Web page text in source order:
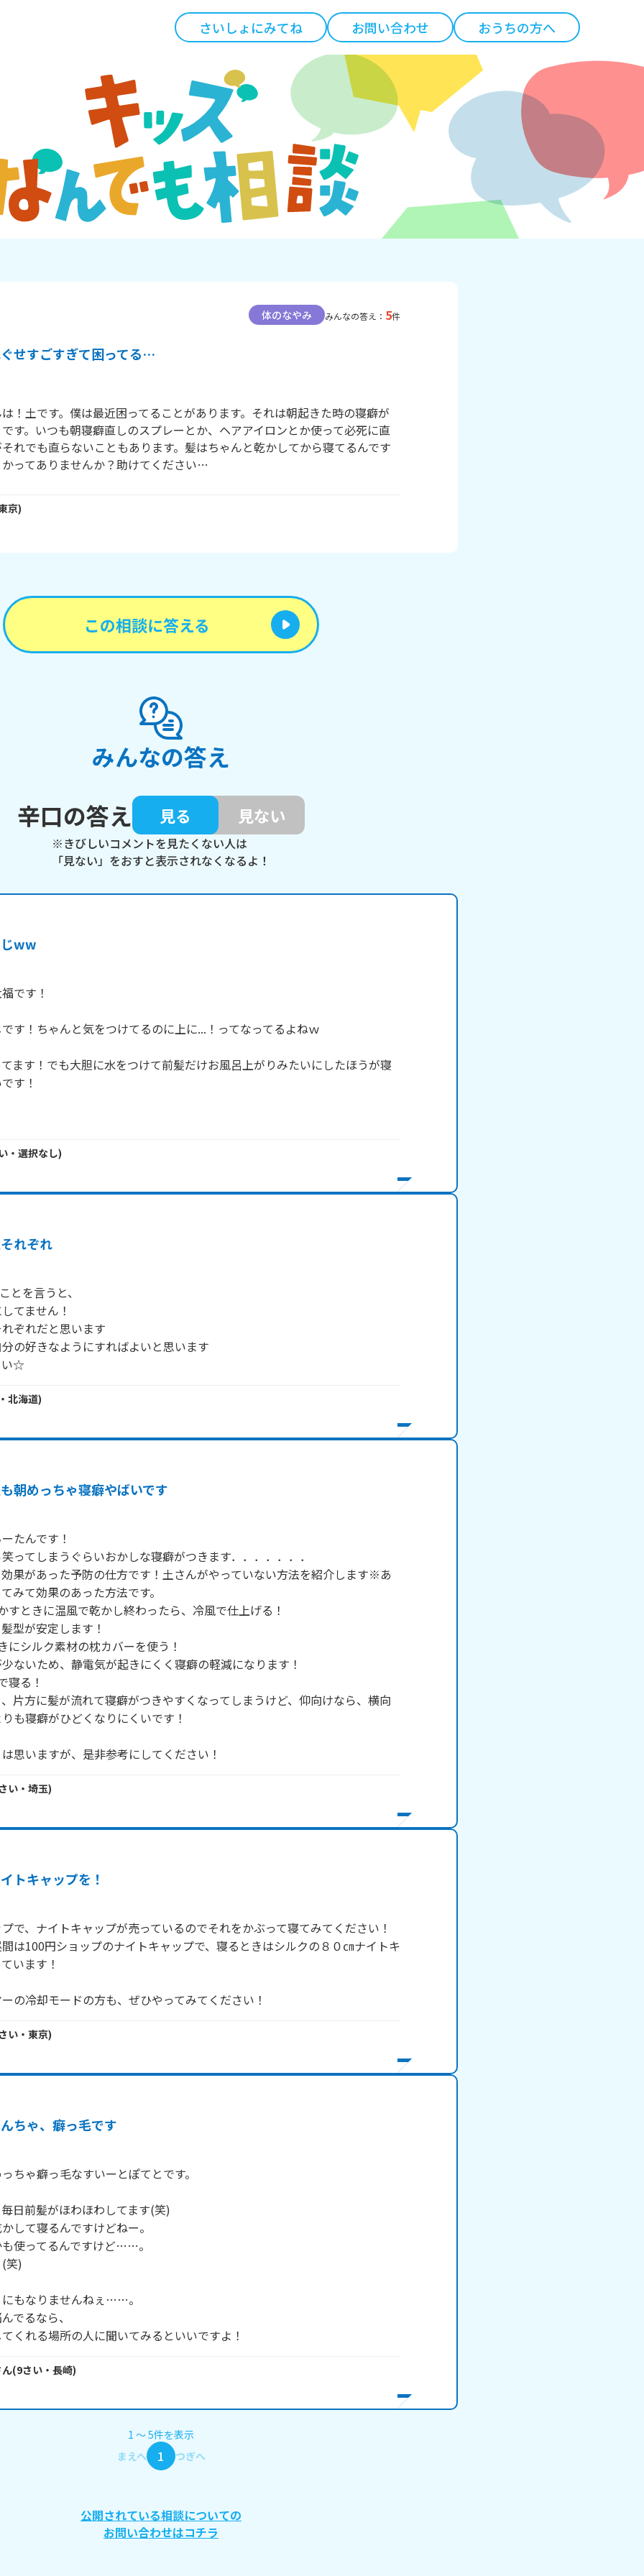
さいしょにみてね お問い合わせ おうちの方へ
体のなやみ みんなの答え： 5件
せすごすぎて困ってる…
！土です。僕は最近困ってることがあります。それは朝起きた時の寝癖が
す。いつも朝寝癖直しのスプレーとか、ヘアアイロンとか使って必死に直
れでも直らないこともあります。髪はちゃんと乾かしてから寝てるんです
ってありませんか？助けてください…
京)
この相談に答える
みんなの答え
辛口の答え
見る 見ない
※きびしいコメントを見たくない人は
「見ない」をおすと表示されなくなるよ！
ww
です！
す！ちゃんと気をつけてるのに上に...！ってなってるよねｗ
ます！でも大胆に水をつけて前髪だけお風呂上がりみたいにしたほうが寝
す！
・ 選択なし)
れぞれ
とを言うと、
てません！
ぞれだと思います
の好きなようにすればよいと思います
北海道)
朝めっちゃ寝癖やばいです
たんです！
ってしまうぐらいおかしな寝癖がつきます．．．．．．．
果があった予防の仕方です！土さんがやっていない方法を紹介します※あ
みて効果のあった方法です。
すときに温風で乾かし終わったら、冷風で仕上げる！
型が安定します！
にシルク素材の枕カバーを使う！
ないため、静電気が起きにくく寝癖の軽減になります！
寝る！
片方に髪が流れて寝癖がつきやすくなってしまうけど、仰向けなら、横向
も寝癖がひどくなりにくいです！
思いますが、是非参考にしてください！
い・ 埼玉)
トキャップを！
で、ナイトキャップが売っているのでそれをかぶって寝てみてください！
は100円ショップのナイトキャップで、寝るときはシルクの８０㎝ナイトキ
います！
の冷却モードの方も、ぜひやってみてください！
い・ 東京)
ちゃ、癖っ毛です
ちゃ癖っ毛なすいーとぽてとです。
日前髪がほわほわしてます(笑)
して寝るんですけどねー。
使ってるんですけど……。
笑)
もなりませんねぇ……。
でるなら、
くれる場所の人に聞いてみるといいですよ！
(9さい・ 長崎)
1 〜5件を表示
まえへ
1 つぎへ
公開されている相談についての
お問い合わせはコチラ